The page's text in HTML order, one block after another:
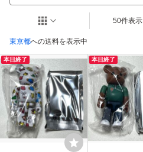
東京都への送料を表示中
50件表示
本日終了 本日終了